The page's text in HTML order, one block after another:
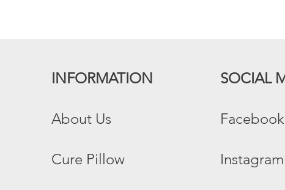
INFORMATION
​About Us​
Cure Pillow
SOCIAL
Facebook
Instagram